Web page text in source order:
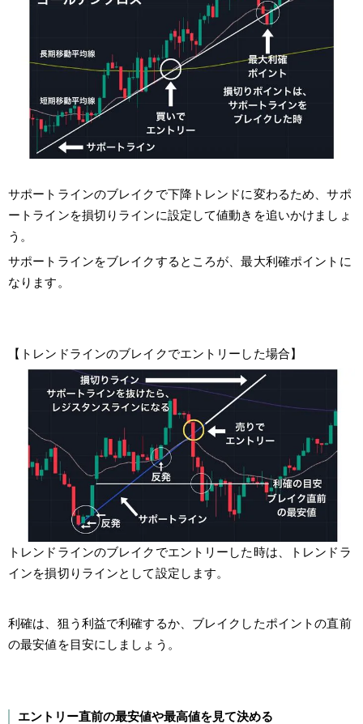
サポートラインのブレイクで下降トレンドに変わるため、サポ
ートラインを損切りラインに設定して値動きを追いかけましょ
う。
サポートラインをブレイクするところが、最大利確ポイントに
なります。
【トレンドラインのブレイクでエントリーした場合】
トレンドラインのブレイクでエントリーした時は、トレンドラ
インを損切りラインとして設定します。
利確は、狙う利益で利確するか、ブレイクしたポイントの直前
の最安値を目安にしましょう。
エントリー直前の最安値や最高値を見て決める